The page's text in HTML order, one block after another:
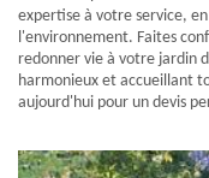
expertise à votre service,
l'environnement. Faites
redonner vie à votre jardin
harmonieux et accueillant
aujourd'hui pour un devis